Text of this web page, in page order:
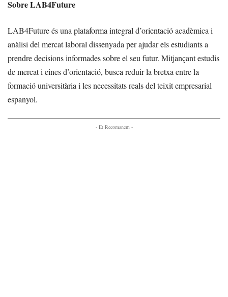
Sobre LAB4Future
LAB4Future és una plataforma integral d’orientació acadèmica i
anàlisi del mercat laboral dissenyada per ajudar els estudiants a
prendre decisions informades sobre el seu futur. Mitjançant estudis
de mercat i eines d’orientació, busca reduir la bretxa entre la
formació universitària i les necessitats reals del teixit empresarial
espanyol.
- Et Recomanem -